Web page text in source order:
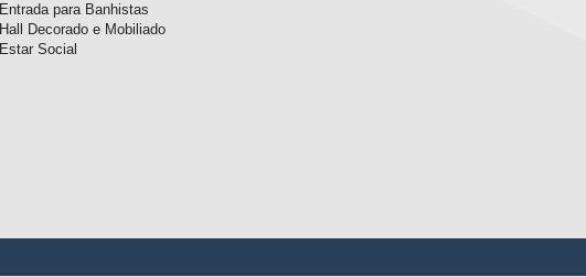
Entrada para Banhistas
Hall Decorado e Mobiliado
Estar Social